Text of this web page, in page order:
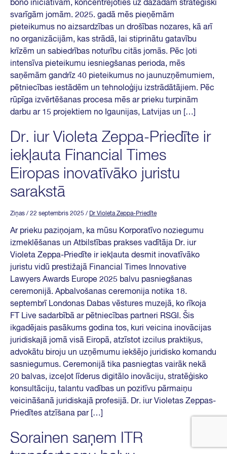
bono iniciatīvām, koncentrējoties uz dažādām stratēģiski
svarīgām jomām. 2025. gadā mēs pieņēmām
pieteikumus no aizsardzības un drošības nozares, kā arī
no organizācijām, kas strādā, lai stiprinātu gatavību
krīzēm un sabiedrības noturību citās jomās. Pēc ļoti
intensīva pieteikumu iesniegšanas perioda, mēs
saņēmām gandrīz 40 pieteikumus no jaunuzņēmumiem,
pētniecības iestādēm un tehnoloģiju izstrādātājiem. Pēc
rūpīga izvērtēšanas procesa mēs ar prieku turpinām
darbu ar 15 projektiem no Igaunijas, Latvijas un […]
Dr. iur Violeta Zeppa-Priedīte ir
iekļauta Financial Times
Eiropas inovatīvāko juristu
sarakstā
Ziņas / 22 septembris 2025 / Dr Violeta Zeppa-Priedīte
Ar prieku paziņojam, ka mūsu Korporatīvo noziegumu
izmeklēšanas un Atbilstības prakses vadītāja Dr. iur
Violeta Zeppa-Priedīte ir iekļauta desmit inovatīvāko
juristu vidū prestižajā Financial Times Innovative
Lawyers Awards Europe 2025 balvu pasniegšanas
ceremonijā. Apbalvošanas ceremonija notika 18.
septembrī Londonas Dabas vēstures muzejā, ko rīkoja
FT Live sadarbībā ar pētniecības partneri RSGI. Šis
ikgadējais pasākums godina tos, kuri veicina inovācijas
juridiskajā jomā visā Eiropā, atzīstot izcilus praktiķus,
advokātu biroju un uzņēmumu iekšējo juridisko komandu
sasniegumus. Ceremonijā tika pasniegtas vairāk nekā
20 balvas, izceļot līderus digitālo inovāciju, stratēģisko
konsultāciju, talantu vadības un pozitīvu pārmaiņu
veicināšanā juridiskajā profesijā. Dr. iur Violetas Zeppas-
Priedītes atzīšana par […]
Sorainen saņem ITR